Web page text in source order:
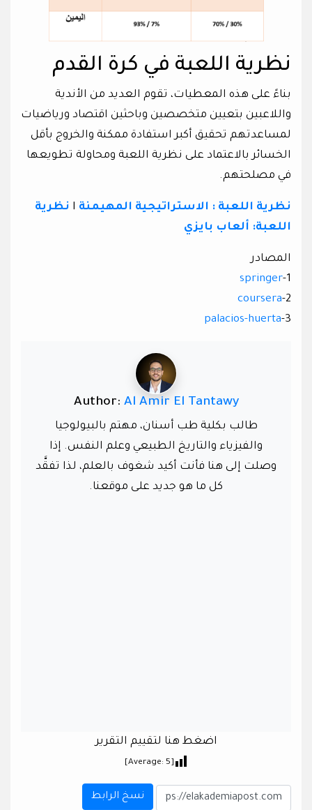
نظرية اللعبة في كرة القدم
بناءً على هذه المعطيات، تقوم العديد من الأندية
واللاعبين بتعيين متخصصين وباحثين اقتصاد ورياضيات
لمساعدتهم تحقيق أكبر استفادة ممكنة والخروج بأقل
الخسائر بالاعتماد على نظرية اللعبة ومحاولة تطويعها
في مصلحتهم.
نظرية اللعبة : الاستراتيجية المهيمنة
نظرية
اللعبة: ألعاب بايزي
المصادر
1-
springer
2-
coursera
3-
palacios-huerta
Author: Al Amir El Tantawy
طالب بكلية طب أسنان، مهتم بالبيولوجيا
والفيزياء والتاريخ الطبيعي وعلم النفس. إذا
وصلت إلى هنا فأنت أكيد شغوف بالعلم، لذا تفقَّد
كل ما هو جديد على موقعنا.
اضغط هنا لتقييم التقرير
[Average:
5
]
نسخ الرابط